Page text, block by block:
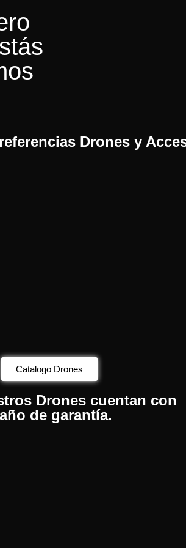
Drones y
Catalogo Drones
Drones cuentan con
de garantía.